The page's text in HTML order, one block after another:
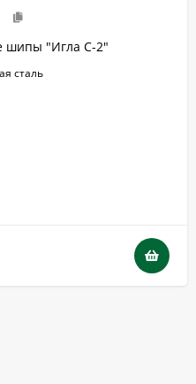
шипы "Игла С-2"
сталь